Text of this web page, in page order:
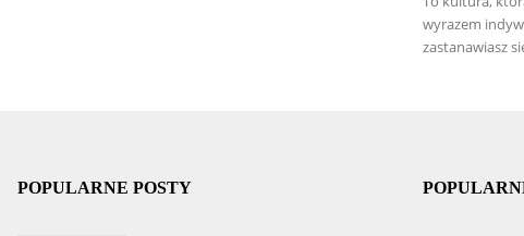
wyrazem
zastanawiasz
POPULARNE POSTY